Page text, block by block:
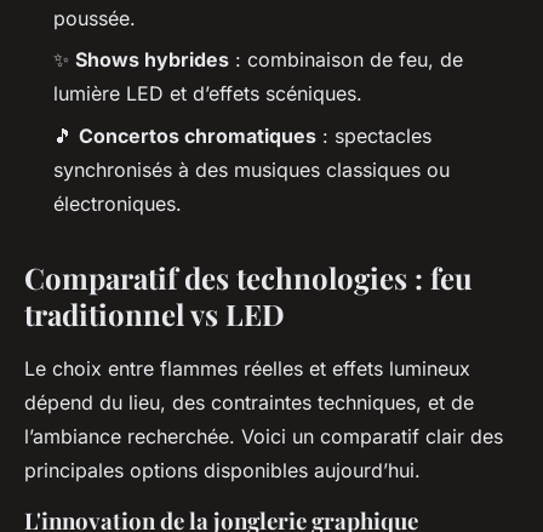
poussée.
✨ Shows hybrides : combinaison de feu, de
lumière LED et d’effets scéniques.
🎵 Concertos chromatiques : spectacles
synchronisés à des musiques classiques ou
électroniques.
Comparatif des technologies : feu
traditionnel vs LED
Le choix entre flammes réelles et effets lumineux
dépend du lieu, des contraintes techniques, et de
l’ambiance recherchée. Voici un comparatif clair des
principales options disponibles aujourd’hui.
L'innovation de la jonglerie graphique